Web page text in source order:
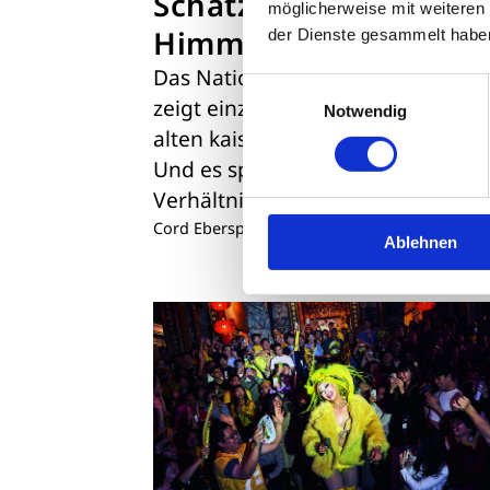
möglicherweise mit
der Dienste gesammelt
Einwilligungsauswahl
Notwendig
Ablehnen
Himmelssöhne
Das Nationale Palastmuseum
zeigt einzigartige Kunstschätze der
alten kaiserlichen Sammlungen.
Und es spiegelt das komplexe
Verhältnis zu China
Cord Eberspächer